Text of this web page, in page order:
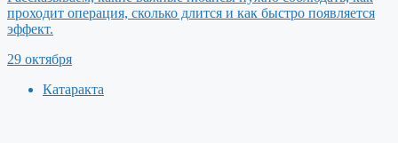
проходит операция, сколько длится и как быстро появляется
эффект.
29 октября
Катаракта